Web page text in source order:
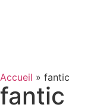
Accueil » fantic
fantic